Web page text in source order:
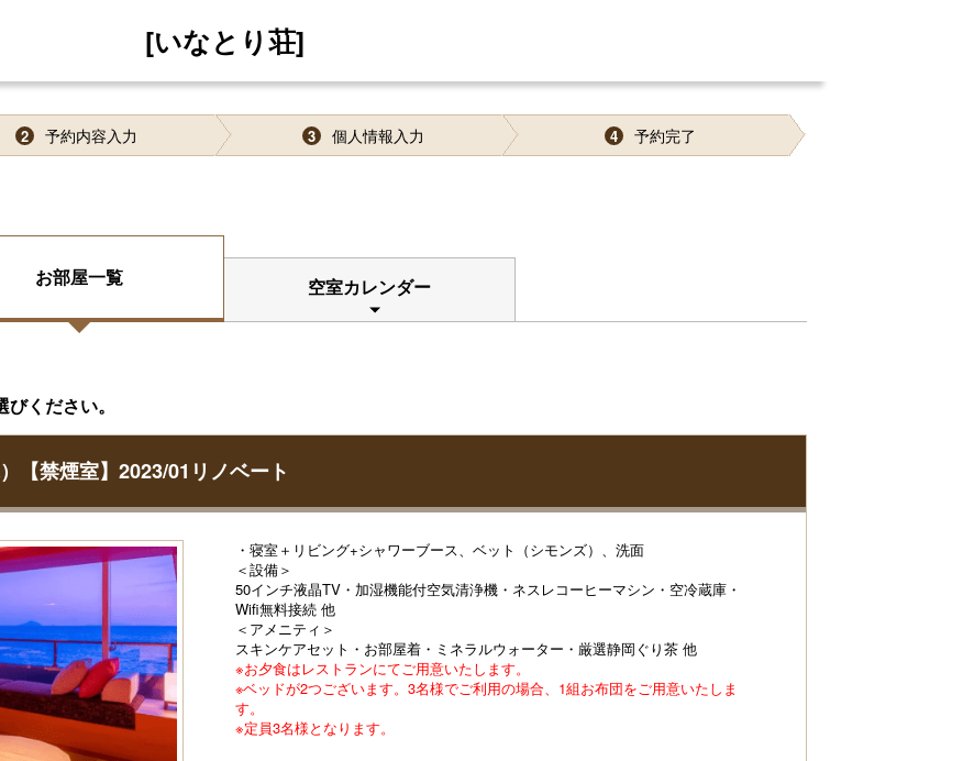
[いなとり荘]
2 予約内容入力 3 個人情報入力 4 予約完了
お部屋一覧 空室カレンダー
ください。
【禁煙室】2023/01リノベート
・寝室＋リビング+シャワーブース、ベット（シモンズ）、洗面
＜設備＞
50インチ液晶TV・加湿機能付空気清浄機・ネスレコーヒーマシン・空冷蔵庫・
Wifi無料接続 他
＜アメニティ＞
スキンケアセット・お部屋着・ミネラルウォーター・厳選静岡ぐり茶 他
※お夕食はレストランにてご用意いたします。
※ベッドが2つございます。3名様でご利用の場合、1組お布団をご用意いたしま
す。
※定員3名様となります。